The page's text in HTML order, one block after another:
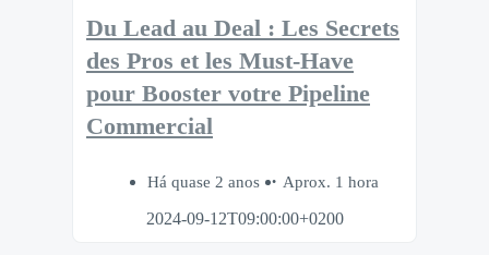
Du Lead au Deal : Les Secrets
des Pros et les Must-Have
pour Booster votre Pipeline
Commercial
Há quase 2 anos
Aprox. 1 hora
2024-09-12T09:00:00+0200